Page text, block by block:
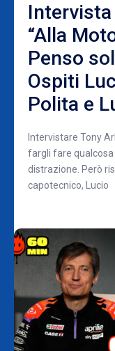
Intervista
“Alla
Penso
Ospiti
Polita e
Intervistare Tony
fargli fare qualcosa
distrazione. Però
capotecnico, Lucio